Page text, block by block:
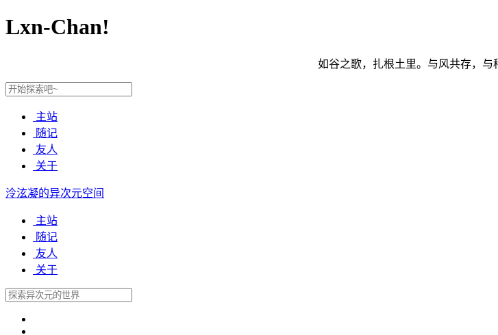
Lxn-Chan!
如谷之歌，扎根土里。与风共存，与
主站
随记
友人
关于
泠泫凝的异次元空间
主站
随记
友人
关于